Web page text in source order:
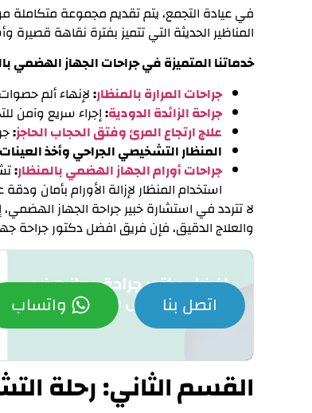
في عيادة التجمع، يتم تقديم مجموعة متكاملة
المناظير الحديثة التي تتميز بفترة نقاهة
خدماتنا المتميزة في جراحات الجهاز الهضمي
جراحات المرارة بالمنظار:لإنهاء ألم
جراحة الزائدة الدودية:إجراء سريع وآمن
علاج ارتجاع المرئ وفتق الحجاب الحاجز:
المنظار التشخيصي الجراحي وأخذ
جراحات أورام الجهاز الهضمي بالمنظار:
استخدام المنظار لإزالة الأورام بأمان
لا تتردد في استشارة خبير جراحة الجهاز
والعلاج الدقيق، فإن فريق افضل دكتور
اتصل بنا واتساب
القسم الثاني: رحلة